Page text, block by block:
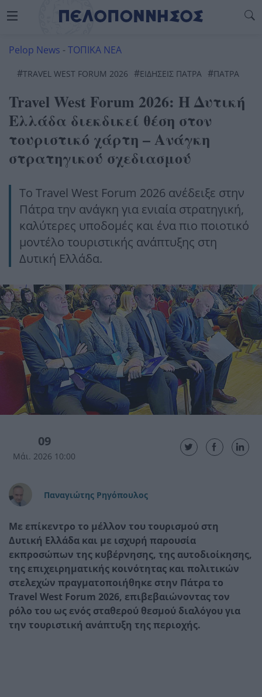
Pelop News -ΤΟΠΙΚΑ ΝΕΑ
#TRAVEL WEST FORUM 2026 #ΕΙΔΗΣΕΙΣ ΠΑΤΡΑ #ΠΆΤΡΑ
Travel West Forum 2026: Η Δυτική
Ελλάδα διεκδικεί θέση στον
τουριστικό χάρτη – Ανάγκη
στρατηγικού σχεδιασμού
Το Travel West Forum 2026 ανέδειξε στην
Πάτρα την ανάγκη για ενιαία στρατηγική,
καλύτερες υποδομές και ένα πιο ποιοτικό
μοντέλο τουριστικής ανάπτυξης στη
Δυτική Ελλάδα.
09
Μάι. 2026 10:00
Παναγιώτης Ρηγόπουλος
Με επίκεντρο το μέλλον του τουρισμού στη
Δυτική Ελλάδα και με ισχυρή παρουσία
εκπροσώπων της κυβέρνησης, της αυτοδιοίκησης,
της επιχειρηματικής κοινότητας και πολιτικών
στελεχών πραγματοποιήθηκε στην Πάτρα το
Travel West Forum 2026, επιβεβαιώνοντας τον
ρόλο του ως ενός σταθερού θεσμού διαλόγου για
την τουριστική ανάπτυξη της περιοχής.